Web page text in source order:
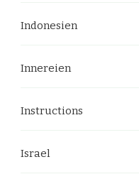
Indonesien
Innereien
Instructions
Israel